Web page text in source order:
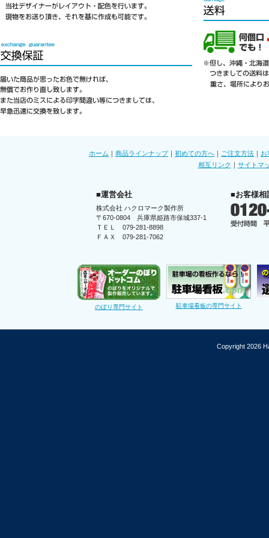
ホーム ｜ 商品ラインナップ｜ 初めての方へ ｜ ご注文方法 ｜ お
相互リンク ｜ サイトマ
■運営会社
株式会社 ハクロマーク製作所
〒670-0804 兵庫県姫路市保城337-1
ＴＥＬ 079-281-8898
ＦＡＸ 079-281-7062
■お客様相
のぼり専門サイト 駐車場看板の専門サイト
Copyright 2026